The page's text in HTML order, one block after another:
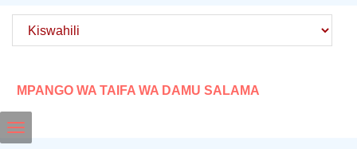
MPANGO WA TAIFA WA DAMU SALAMA
Toggle